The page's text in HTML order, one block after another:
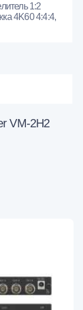
1:2
4K60 4:4:4,
VM-2H2